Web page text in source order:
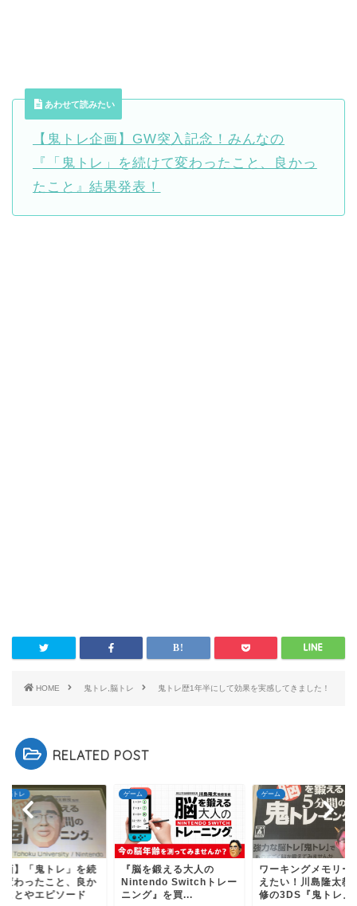
あわせて読みたい
【鬼トレ企画】GW突入記念！みんなの
『「鬼トレ」を続けて変わったこと、良かっ
たこと』結果発表！
HOME 鬼トレ,脳トレ 鬼トレ歴1年半にして効果を実感してきました！
RELATED POST
,脳トレ
画】「鬼トレ」を続
変わったこと、良か
ことやエピソード
ゲーム
『脳を鍛える大人の
Nintendo Switchトレー
ニング』を買...
ゲーム
ワーキングメモリー
えたい！川島隆太教
修の3DS『鬼トレ』